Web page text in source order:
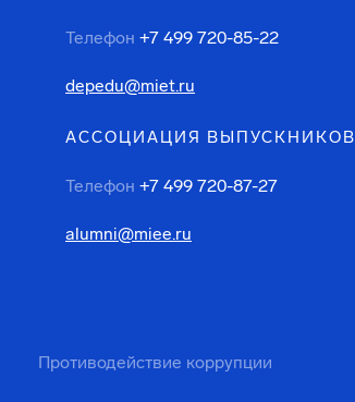
Телефон +7 499 720-85-22
depedu@miet.ru
АССОЦИАЦИЯ ВЫПУСКНИКОВ
Телефон +7 499 720-87-27
alumni@miee.ru
Противодействие коррупции